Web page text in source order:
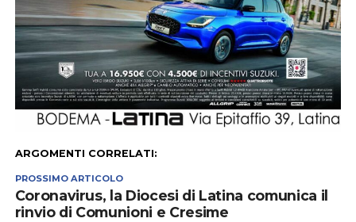
ARGOMENTI CORRELATI:
PROSSIMO ARTICOLO
Coronavirus, la Diocesi di Latina comunica il
rinvio di Comunioni e Cresime